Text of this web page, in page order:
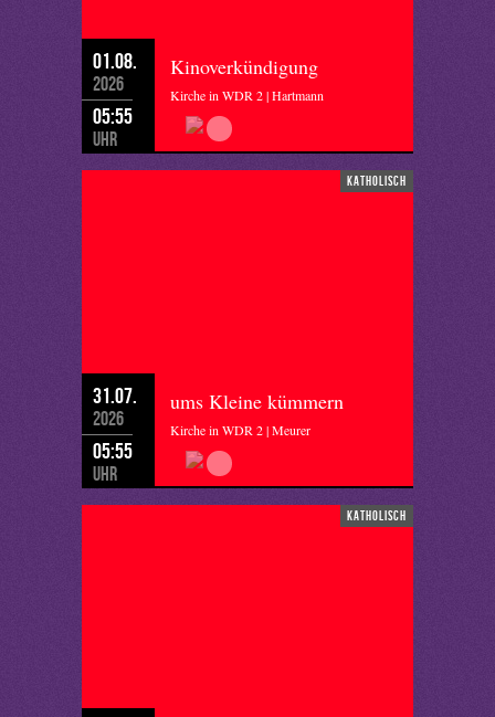
01.08.
2026
05:55
Uhr
Kinoverkündigung
Kirche in WDR 2 | Hartmann
katholisch
31.07.
2026
05:55
Uhr
ums Kleine kümmern
Kirche in WDR 2 | Meurer
katholisch